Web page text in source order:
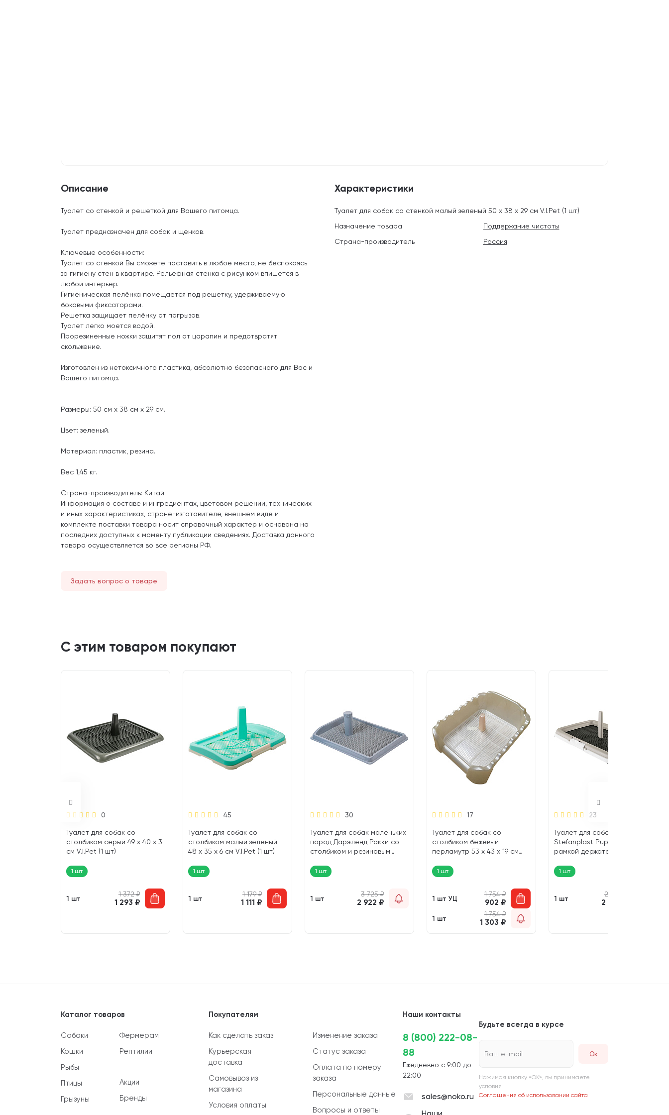
Описание
Туалет со стенкой и решеткой для Вашего питомца.
Туалет предназначен для собак и щенков.
Ключевые особенности:
Туалет со стенкой Вы сможете поставить в любое место, не беспокоясь
за гигиену стен в квартире. Рельефная стенка с рисунком впишется в
любой интерьер.
Гигиеническая пелёнка помещается под решетку, удерживаемую
боковыми фиксаторами.
Решетка защищает пелёнку от погрызов.
Туалет легко моется водой.
Прорезиненные ножки защитят пол от царапин и предотвратят
скольжение.
Изготовлен из нетоксичного пластика, абсолютно безопасного для Вас и
Вашего питомца.
Размеры: 50 см х 38 см х 29 см.
Цвет: зеленый.
Материал: пластик, резина.
Вес 1,45 кг.
Страна-производитель: Китай.
Информация о составе и ингредиентах, цветовом решении, технических
и иных характеристиках, стране-изготовителе, внешнем виде и
комплекте поставки товара носит справочный характер и основана на
последних доступных к моменту публикации сведениях. Доставка данного
товара осуществляется во все регионы РФ.
Задать вопрос о товаре
Характеристики
Туалет для собак со стенкой малый зеленый 50 х 38 х 29 см V.I.Pet (1 шт)
Назначение товара
Поддержание чистоты
Страна-производитель
Россия
С этим товаром покупают
0
Туалет для собак со
столбиком серый 49 х 40 х 3
см V.I.Pet (1 шт)
1 шт
1 шт
1 372₽
1 293 ₽
45
Туалет для собак со
столбиком малый зеленый
48 х 35 х 6 см V.I.Pet (1 шт)
1 шт
1 шт
1 179₽
1 111 ₽
30
Туалет для собак маленьких
пород Дарэленд Рокки со
столбиком и резиновым
ассортименте 55 х 40 см (1
шт)
1 шт
1 шт
3 725₽
2 922 ₽
17
Туалет для собак со
столбиком бежевый
перламутр 53 х 43 х 19 см
1 шт
1 шт УЦ
1 754₽
902 ₽
1 шт
1 754₽
1 303 ₽
23
Туалет для собак и щенков
Stefanplast Puppy Training с
рамкой держателем и
1 шт
1 шт
2 253
2 104
Каталог товаров
Собаки
Кошки
Рыбы
Птицы
Грызуны
Фермерам
Рептилии
Акции
Бренды
Покупателям
Как сделать заказ
Курьерская
доставка
Самовывоз из
магазина
Условия оплаты
Изменение заказа
Статус заказа
Оплата по номеру
заказа
Персональные данные
Вопросы и ответы
Наши контакты
8 (800) 222-08-
88
Ежедневно с 9:00 до
22:00
sales@noko.ru
Будьте всегда в курсе
Ваш e-mail
Нажимая кнопку «ОК», вы принимаете
условия
Соглашения об использовании сайта